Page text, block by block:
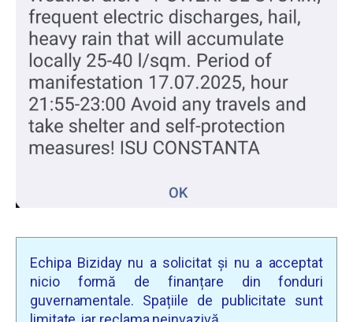
Echipa Biziday nu a solicitat și nu a acceptat
nicio formă de finanțare din fonduri
guvernamentale. Spațiile de publicitate sunt